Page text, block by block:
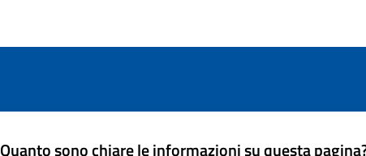
Quanto sono chiare le informazioni su questa